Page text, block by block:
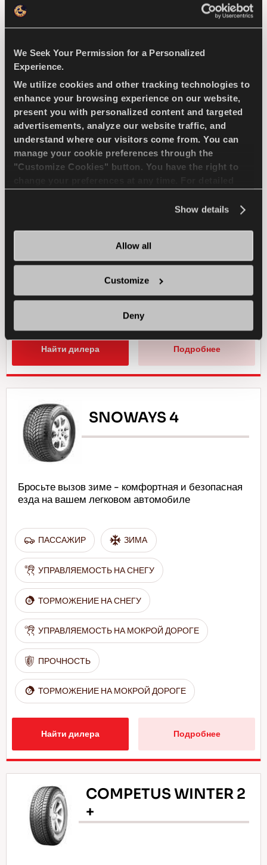
We Seek Your Permission for a Personalized
Experience.
We utilize cookies and other tracking technologies to
enhance your browsing experience on our website,
present you with personalized content and targeted
advertisements, analyze our website traffic, and
understand where our visitors come from. You can
manage your cookie preferences through the
"Customize Cookies" button. You have the right to
Show details
Allow all
Customize
Deny
COMPETUS A/T3
Бросьте вызов условиям - Тяга и безопасность
вашего внедорожника
4X4 ЛЕТО
ЕЗДА ПО ПЕРЕСЕЧЕННОЙ МЕСТНОСТИ
СЦЕПЛЕНИЕ С ДОРОГОЙ В УСЛОВИЯХ ГРЯЗИ
Найти дилера Подробнее
SNOWAYS 4
Бросьте вызов зиме - комфортная и безопасная
езда на вашем легковом автомобиле
ПАССАЖИР ЗИМА
УПРАВЛЯЕМОСТЬ НА СНЕГУ
ТОРМОЖЕНИЕ НА СНЕГУ
УПРАВЛЯЕМОСТЬ НА МОКРОЙ ДОРОГЕ
ПРОЧНОСТЬ
ТОРМОЖЕНИЕ НА МОКРОЙ ДОРОГЕ
Найти дилера Подробнее
COMPETUS WINTER 2
+